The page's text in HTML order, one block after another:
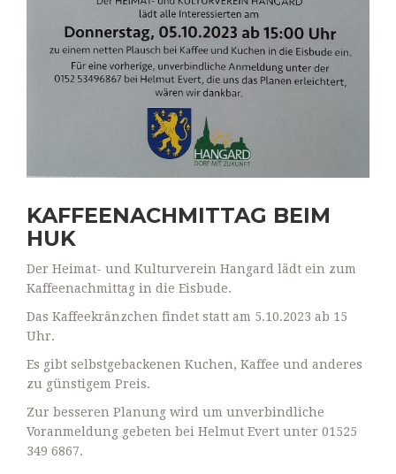
KAFFEENACHMITTAG BEIM
HUK
Der Heimat- und Kulturverein Hangard lädt ein zum
Kaffeenachmittag in die Eisbude.
Das Kaffeekränzchen findet statt am 5.10.2023 ab 15
Uhr.
Es gibt selbstgebackenen Kuchen, Kaffee und anderes
zu günstigem Preis.
Zur besseren Planung wird um unverbindliche
Voranmeldung gebeten bei Helmut Evert unter 01525
349 6867.